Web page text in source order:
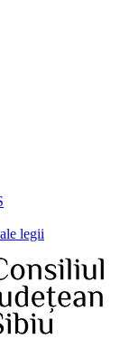
legii